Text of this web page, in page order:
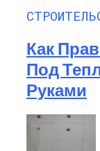
Как
Под
Руками